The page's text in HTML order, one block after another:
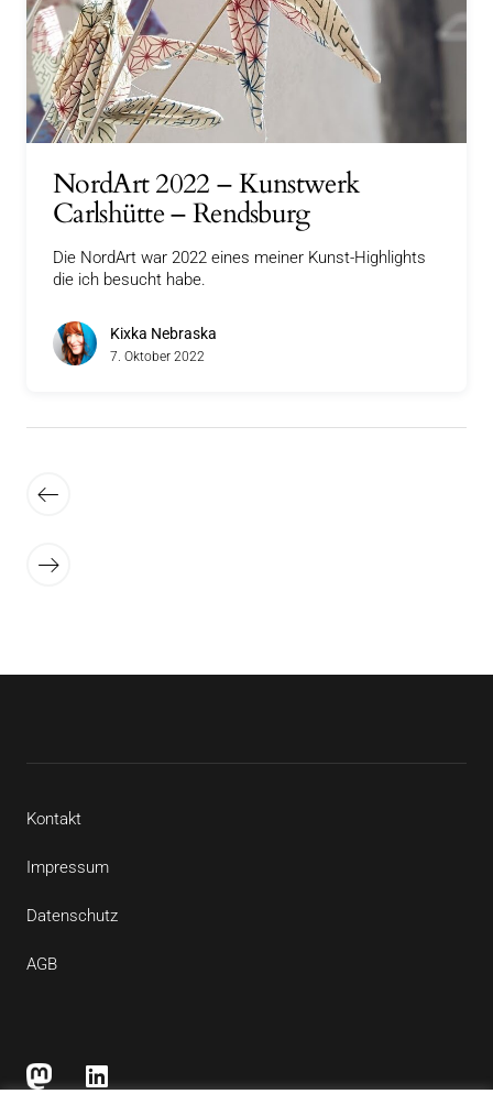
NordArt 2022 – Kunstwerk
Carlshütte – Rendsburg
Die NordArt war 2022 eines meiner Kunst-Highlights
die ich besucht habe.
Kixka Nebraska
7. Oktober 2022
derBeiträge
Beiträge
Kontakt
Impressum
Datenschutz
AGB
MastodonLinkedIn